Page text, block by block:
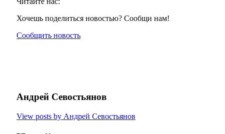
Хочешь поделиться новостью? Сообщи нам!
Сообщить новость
Андрей Севостьянов
View posts by Андрей Севостьянов